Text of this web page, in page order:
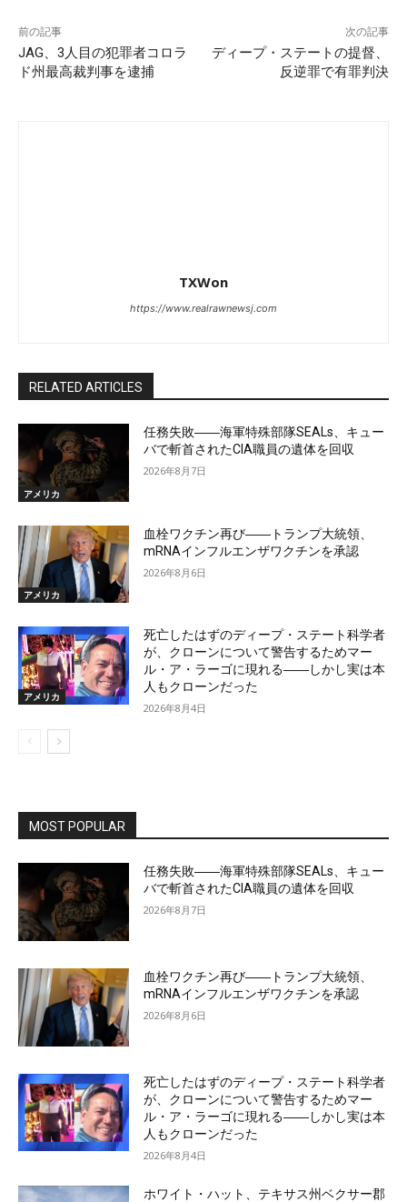
前の記事
JAG、3人目の犯罪者コロラ
ド州最高裁判事を逮捕
次の記事
ディープ・ステートの提督、
反逆罪で有罪判決
TXWon
https://www.realrawnewsj.com
RELATED ARTICLES
アメリカ
任務失敗――海軍特殊部隊SEALs、キュー
バで斬首されたCIA職員の遺体を回収
2026年8月7日
アメリカ
血栓ワクチン再び――トランプ大統領、
mRNAインフルエンザワクチンを承認
2026年8月6日
アメリカ
死亡したはずのディープ・ステート科学者
が、クローンについて警告するためマー
ル・ア・ラーゴに現れる――しかし実は本
人もクローンだった
2026年8月4日
MOST POPULAR
任務失敗――海軍特殊部隊SEALs、キュー
バで斬首されたCIA職員の遺体を回収
2026年8月7日
血栓ワクチン再び――トランプ大統領、
mRNAインフルエンザワクチンを承認
2026年8月6日
死亡したはずのディープ・ステート科学者
が、クローンについて警告するためマー
ル・ア・ラーゴに現れる――しかし実は本
人もクローンだった
2026年8月4日
ホワイト・ハット、テキサス州ベクサー郡